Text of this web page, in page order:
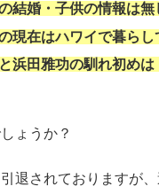
結婚・子供の情報は無
現在はハワイで暮らし
浜田雅功の馴れ初めは
ょうか？
退されておりますが